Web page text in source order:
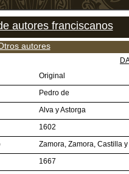
autores franciscanos
autores
Original
Pedro de
Alva y Astorga
1602
Zamora, Zamora, Castilla
1667